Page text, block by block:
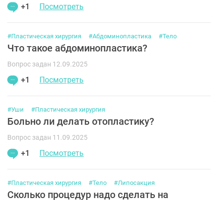
+1 Посмотреть
#Пластическая хирургия #Абдоминопластика #Тело
Что такое абдоминопластика?
Вопрос задан 12.09.2025
+1 Посмотреть
#Уши #Пластическая хирургия
Больно ли делать отопластику?
Вопрос задан 11.09.2025
+1 Посмотреть
#Пластическая хирургия #Тело #Липосакция
Сколько процедур надо сделать на